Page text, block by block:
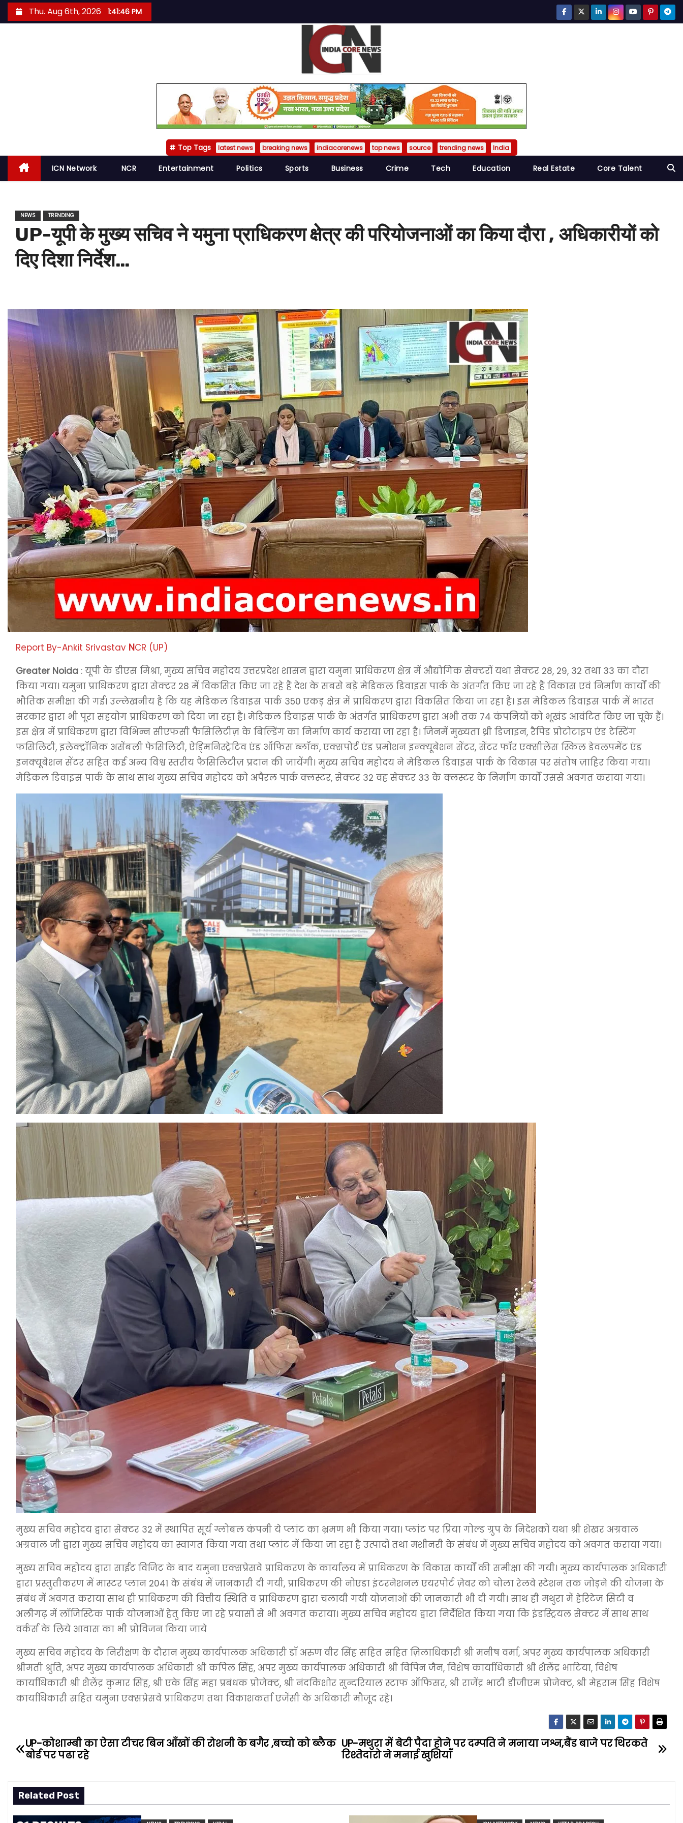
k
Thu. Aug 6th, 2026 1:41:48 PM
Top Tags latest news breaking news indiacorenews top news source trending news India
ICN Network NCR Entertainment Politics Sports Business Crime Tech Education Real Estate Core Talent
NEWS TRENDING
UP-यूपी के मुख्य सचिव ने यमुना प्राधिकरण क्षेत्र की परियोजनाओं का किया दौरा , अधिकारीयों को
दिए दिशा निर्देश…
Report By-Ankit Srivastav NCR (UP)
Greater Noida : यूपी के डीएस मिश्रा, मुख्य सचिव महोदय उत्तरप्रदेश शासन द्वारा यमुना प्राधिकरण क्षेत्र में औद्योगिक सेक्टरों यथा सेक्टर 28, 29, 32 तथा 33 का दौरा
किया गया। यमुना प्राधिकरण द्वारा सेक्टर 28 में विकसित किए जा रहे हैं देश के सबसे बड़े मेडिकल डिवाइस पार्क के अंतर्गत किए जा रहे हैं विकास एवं निर्माण कार्यों की
भौतिक समीक्षा की गई। उल्लेखनीय है कि यह मेडिकल डिवाइस पार्क 350 एकड़ क्षेत्र में प्राधिकरण द्वारा विकसित किया जा रहा है। इस मेडिकल डिवाइस पार्क में भारत
सरकार द्वारा भी पूरा सहयोग प्राधिकरण को दिया जा रहा है। मेडिकल डिवाइस पार्क के अंतर्गत प्राधिकरण द्वारा अभी तक 74 कंपनियों को भूखंड आवंटित किए जा चूके हैं।
इस क्षेत्र में प्राधिकरण द्वारा विभिन्न सीएफसी फैसिलिटीज़ के बिल्डिंग का निर्माण कार्य कराया जा रहा है। जिनमें मुख्यता थ्री डिजाइन, रैपिड प्रोटोटाइप एंड टेस्टिंग
फसिलिटी, इलेक्ट्रॉनिक असेंबली फेसिलिटी, ऐड्मिनिस्ट्रेटिव एंड ऑफिस ब्लॉक, एक्सपोर्ट एंड प्रमोशन इन्क्यूबेशन सेंटर, सेंटर फॉर एक्सीलेंस स्किल डेवलपमेंट एंड
इनक्यूबेशन सेंटर सहित कई अन्य विश्व स्तरीय फैसिलिटीज़ प्रदान की जायेंगी। मुख्य सचिव महोदय ने मेडिकल डिवाइस पार्क के विकास पर संतोष ज़ाहिर किया गया।
मेडिकल डिवाइस पार्क के साथ साथ मुख्य सचिव महोदय को अपैरल पार्क क्लस्टर, सेक्टर 32 वह सेक्टर 33 के क्लस्टर के निर्माण कार्यों उससे अवगत कराया गया।
मुख्य सचिव महोदय द्वारा सेक्टर 32 में स्थापित सूर्य ग्लोबल कंपनी ये प्लांट का भ्रमण भी किया गया। प्लांट पर प्रिया गोल्ड ग्रुप के निदेशकों यथा श्री शेखर अग्रवाल
अग्रवाल जी द्वारा मुख्य सचिव महोदय का स्वागत किया गया तथा प्लांट में किया जा रहा है उत्पादों तथा मशीनरी के संबंध में मुख्य सचिव महोदय को अवगत कराया गया।
मुख्य सचिव महोदय द्वारा साईट विजिट के बाद यमुना एक्सप्रेसवे प्राधिकरण के कार्यालय में प्राधिकरण के विकास कार्यों की समीक्षा की गयी। मुख्य कार्यपालक अधिकारी
द्वारा प्रस्तुतीकरण में मास्टर प्लान 2041 के संबंध में जानकारी दी गयी, प्राधिकरण की नोएडा इंटरनेशनल एयरपोर्ट ज़ेवर को चोला रेलवे स्टेशन तक जोड़ने की योजना के
संबंध में अवगत कराया साथ ही प्राधिकरण की वित्तीय स्थिति व प्राधिकरण द्वारा चलायी गयी योजनाओं की जानकारी भी दी गयी। साथ ही मथुरा में हेरिटेज सिटी व
अलीगढ़ में लॉजिस्टिक पार्क योजनाओं हेतु किए जा रहे प्रयासों से भी अवगत कराया। मुख्य सचिव महोदय द्वारा निर्देशित किया गया कि इंडस्ट्रियल सेक्टर में साथ साथ
वर्कर्स के लिये आवास का भी प्रोविजन किया जाये
मुख्य सचिव महोदय के निरीक्षण के दौरान मुख्य कार्यपालक अधिकारी डॉ अरुण वीर सिंह सहित सहित ज़िलाधिकारी श्री मनीष वर्मा, अपर मुख्य कार्यपालक अधिकारी
श्रीमती श्रुति, अपर मुख्य कार्यपालक अधिकारी श्री कपिल सिंह, अपर मुख्य कार्यपालक अधिकारी श्री विपिन जैन, विशेष कार्याधिकारी श्री शैलेंद्र भाटिया, विशेष
कार्याधिकारी श्री शैलेंद्र कुमार सिंह, श्री एके सिंह महा प्रबंधक प्रोजेक्ट, श्री नंदकिशोर सुन्दरियाल स्टाफ ऑफिसर, श्री राजेंद्र भाटी डीजीएम प्रोजेक्ट, श्री मेहराम सिंह विशेष
कार्याधिकारी सहित यमुना एक्सप्रेसवे प्राधिकरण तथा विकाशकर्ता एजेंसी के अधिकारी मौजूद रहे।
P
s
t
UP-मथुरा में बेटी पैदा होने पर दम्पति ने मनाया जश्न,बैंड बाजे पर थिरकते
रिश्तेदारो ने मनाई खुशियाँ
UP-कोशाम्बी का ऐसा टीचर बिन आँखों की रोशनी के बगैर ,बच्चो को ब्लैक
बोर्ड पर पढा रहे
Related Post